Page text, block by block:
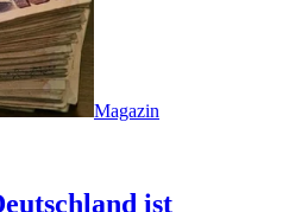
Magazin
ist